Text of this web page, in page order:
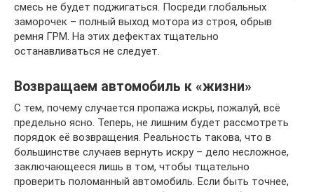
смесь не будет поджигаться. Посреди глобальных
заморочек – полный выход мотора из строя, обрыв
ремня ГРМ. На этих дефектах тщательно
останавливаться не следует.
Возвращаем автомобиль к «жизни»
С тем, почему случается пропажа искры, пожалуй, всё
предельно ясно. Теперь, не лишним будет рассмотреть
порядок её возвращения. Реальность такова, что в
большинстве случаев вернуть искру – дело несложное,
заключающееся лишь в том, чтобы тщательно
проверить поломанный автомобиль. Если быть точнее,